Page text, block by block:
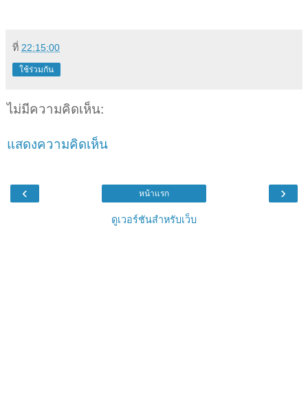
ที่ 22:15:00
ใช้ร่วมกัน
ไม่มีความคิดเห็น:
แสดงความคิดเห็น
‹ ›
หน้าแรก
ดูเวอร์ชันสำหรับเว็บ